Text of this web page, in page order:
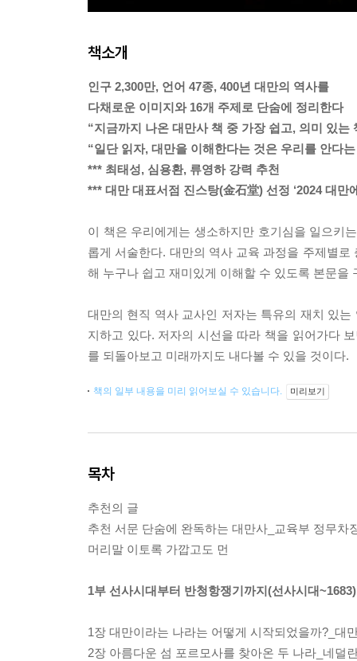
책소개
인구 2,300만, 언어 47종, 400년 대만의 역사를
다채로운 이미지와 16개 주제로 단숨에 정리한다
“지금까지 나온 대만사 책 중 가장 쉽고, 의미 있는
“일단 읽자, 대만을 이해한다는 것은 우리를 안다
*** 최태성, 심용환, 류영하 강력 추천
*** 대만 대표서점 진스탕(金石堂) 선정 ‘2024 대만
이 책은 우리에게는 생소하지만 호기심을 일으키
롭게 서술한다. 대만의 역사 교육 과정을 주제별
해 누구나 쉽고 재미있게 이해할 수 있도록 본문을
대만의 현직 역사 교사인 저자는 특유의 재치 있
지하고 있다. 저자의 시선을 따라 책을 읽어가다
를 되돌아보고 미래까지도 내다볼 수 있을 것이다.
책의 일부 내용을 미리 읽어보실 수 있습니다. 미리보기
목차
추천의 글
추천 서문 단숨에 완독하는 대만사_교육부 정무차
머리말 이토록 가깝고도 먼
1부 선사시대부터 반청항쟁기까지(선사시대~1683)
1장 대만이라는 나라는 어떻게 시작되었을까?_대
2장 아름다운 섬 포르모사를 찾아온 두 나라_네덜